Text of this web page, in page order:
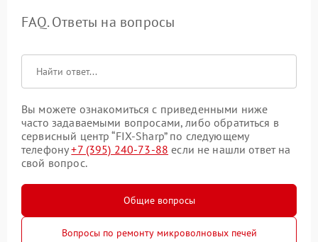
FAQ. Ответы на вопросы
Вы можете ознакомиться с приведенными ниже
часто задаваемыми вопросами, либо обратиться в
сервисный центр “FIX-Sharp” по следующему
телефону+7 (395) 240-73-88 если не нашли ответ на
свой вопрос.
Общие вопросы
Вопросы по ремонту микроволновых печей